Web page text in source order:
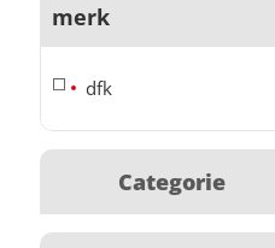
merk
dfk
Categorie